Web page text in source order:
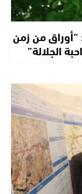
“أوراق من زمن
الجلالة”